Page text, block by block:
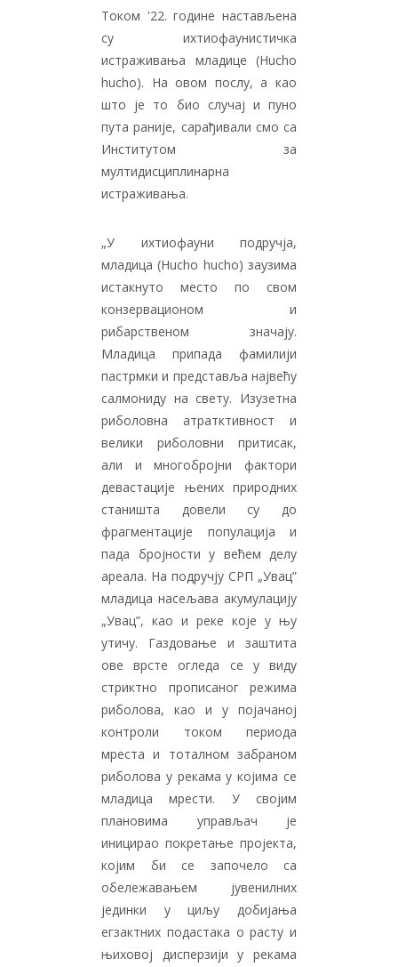
Током '22. године настављена
су ихтиофаунистичка
истраживања младице (Hucho
hucho). На овом послу, а као
што је то био случај и пуно
пута раније, сарађивали смо са
Институтом за
мултидисциплинарна
истраживања.
„У ихтиофауни подручја,
младица (Hucho hucho) заузима
истакнуто место по свом
конзервационом и
рибарственом значају.
Младица припада фамилији
пастрмки и представља највећу
салмониду на свету. Изузетна
риболовна атратктивност и
велики риболовни притисак,
али и многобројни фактори
девастације њених природних
станишта довели су до
фрагментације популација и
пада бројности у већем делу
ареала. На подручју СРП „Увац”
младица насељава акумулацију
„Увац”, као и реке које у њу
утичу. Газдовање и заштита
ове врсте огледа се у виду
стриктно прописаног режима
риболова, као и у појачаној
контроли током периода
мреста и тоталном забраном
риболова у рекама у којима се
младица мрести. У својим
плановима управљач је
иницирао покретање пројекта,
којим би се започело са
обележавањем јувенилних
јединки у циљу добијања
егзактних подастака о расту и
њиховој дисперзији у рекама